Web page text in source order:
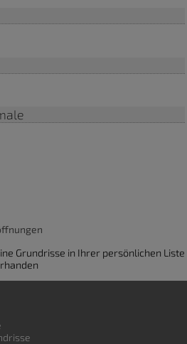
Grundrisse in Ihrer persönlichen Liste